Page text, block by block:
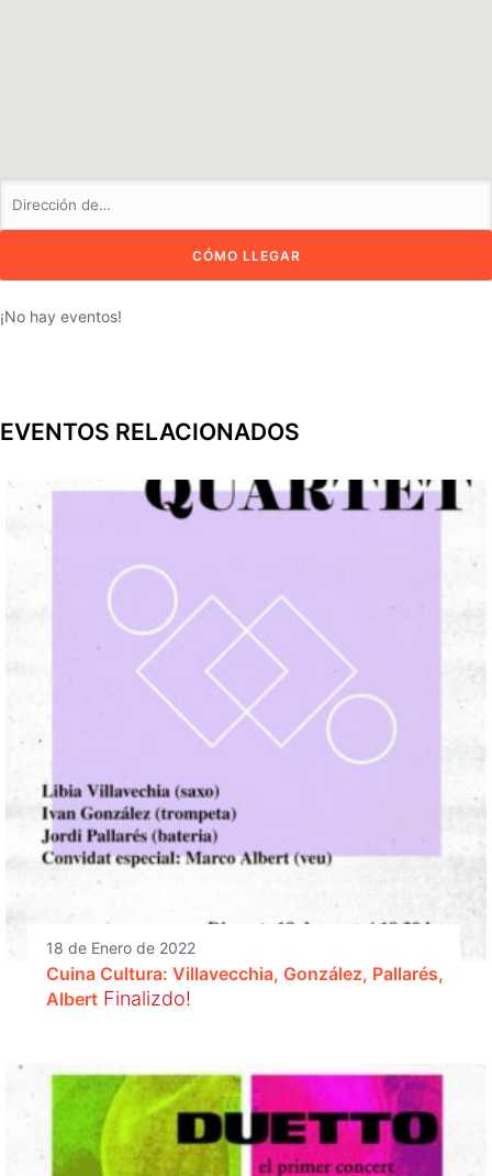
¡No hay eventos!
EVENTOS RELACIONADOS
18 de Enero de 2022
Cuina Cultura: Villavecchia, González, Pallarés,
Albert Finalizdo!